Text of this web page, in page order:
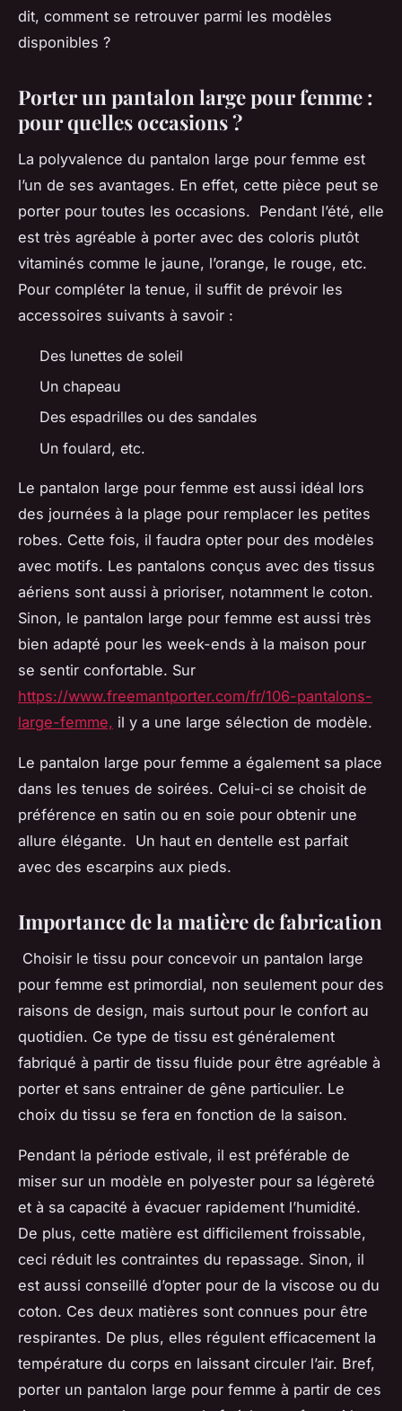
dit, comment se retrouver parmi les modèles
disponibles ?
Porter un pantalon large pour femme :
pour quelles occasions ?
La polyvalence du pantalon large pour femme est
l’un de ses avantages. En effet, cette pièce peut se
porter pour toutes les occasions. Pendant l’été, elle
est très agréable à porter avec des coloris plutôt
vitaminés comme le jaune, l’orange, le rouge, etc.
Pour compléter la tenue, il suffit de prévoir les
accessoires suivants à savoir :
Des lunettes de soleil
Un chapeau
Des espadrilles ou des sandales
Un foulard, etc.
Le pantalon large pour femme est aussi idéal lors
des journées à la plage pour remplacer les petites
robes. Cette fois, il faudra opter pour des modèles
avec motifs. Les pantalons conçus avec des tissus
aériens sont aussi à prioriser, notamment le coton.
Sinon, le pantalon large pour femme est aussi très
bien adapté pour les week-ends à la maison pour
se sentir confortable. Sur
https://www.freemantporter.com/fr/106-pantalons-
large-femme, il y a une large sélection de modèle.
Le pantalon large pour femme a également sa place
dans les tenues de soirées. Celui-ci se choisit de
préférence en satin ou en soie pour obtenir une
allure élégante. Un haut en dentelle est parfait
avec des escarpins aux pieds.
Importance de la matière de fabrication
Choisir le tissu pour concevoir un pantalon large
pour femme est primordial, non seulement pour des
raisons de design, mais surtout pour le confort au
quotidien. Ce type de tissu est généralement
fabriqué à partir de tissu fluide pour être agréable à
porter et sans entrainer de gêne particulier. Le
choix du tissu se fera en fonction de la saison.
Pendant la période estivale, il est préférable de
miser sur un modèle en polyester pour sa légèreté
et à sa capacité à évacuer rapidement l’humidité.
De plus, cette matière est difficilement froissable,
ceci réduit les contraintes du repassage. Sinon, il
est aussi conseillé d’opter pour de la viscose ou du
coton. Ces deux matières sont connues pour être
respirantes. De plus, elles régulent efficacement la
température du corps en laissant circuler l’air. Bref,
porter un pantalon large pour femme à partir de ces